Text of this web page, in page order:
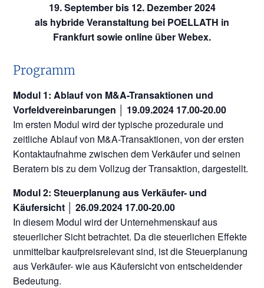
19. September bis 12. Dezember 2024
als hybride Veranstaltung bei POELLATH in
Frankfurt sowie online über Webex.
Programm
Modul 1: Ablauf von M&A-Transaktionen und
Vorfeldvereinbarungen │ 19.09.2024 17.00-20.00
Im ersten Modul wird der typische prozedurale und
zeitliche Ablauf von M&A-Transaktionen, von der ersten
Kontaktaufnahme zwischen dem Verkäufer und seinen
Beratern bis zu dem Vollzug der Transaktion, dargestellt.
Modul 2: Steuerplanung aus Verkäufer- und
Käufersicht │ 26.09.2024 17.00-20.00
In diesem Modul wird der Unternehmenskauf aus
steuerlicher Sicht betrachtet. Da die steuerlichen Effekte
unmittelbar kaufpreisrelevant sind, ist die Steuerplanung
aus Verkäufer- wie aus Käufersicht von entscheidender
Bedeutung.